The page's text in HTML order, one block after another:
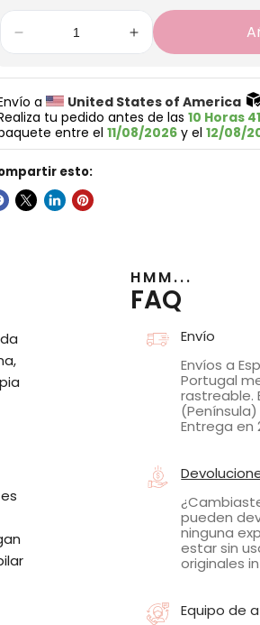
a
United States of America
tu pedido antes de las 10 Horas
entre el 11/08/2026 y el 12/08/
esto:
HMM...
FAQ
Envío
Envíos a
Portugal
rastreable.
Entrega en
pueden
ninguna
estar sin
originales
Equipo de